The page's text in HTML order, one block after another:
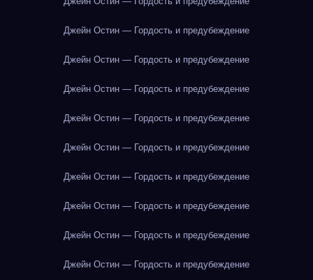
Джейн Остин — Гордость и предубеждение
Джейн Остин — Гордость и предубеждение
Джейн Остин — Гордость и предубеждение
Джейн Остин — Гордость и предубеждение
Джейн Остин — Гордость и предубеждение
Джейн Остин — Гордость и предубеждение
Джейн Остин — Гордость и предубеждение
Джейн Остин — Гордость и предубеждение
Джейн Остин — Гордость и предубеждение